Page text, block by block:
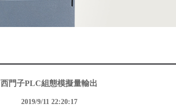
西門子PLC組態模擬量輸出
2019/9/11 22:20:17